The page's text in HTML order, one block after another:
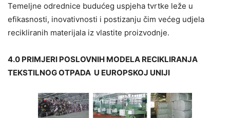
Temeljne odrednice budućeg uspjeha tvrtke leže u
efikasnosti, inovativnosti i postizanju čim većeg udjela
recikliranih materijala iz vlastite proizvodnje.
4.0 PRIMJERI POSLOVNIH MODELA RECIKLIRANJA
TEKSTILNOG OTPADA U EUROPSKOJ UNIJI